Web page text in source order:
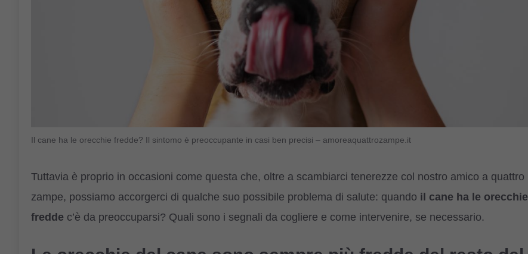
Il cane ha le orecchie fredde? Il sintomo è preoccupante in casi ben precisi – amoreaquattrozampe.it
Tuttavia è proprio in occasioni come questa che, oltre a scambiarci tenerezze col nostro amico a quattro
zampe, possiamo accorgerci di qualche suo possibile problema di salute: quando il cane ha le orecchie
fredde c’è da preoccuparsi? Quali sono i segnali da cogliere e come intervenire, se necessario.